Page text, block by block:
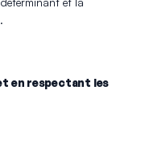
en respectant les